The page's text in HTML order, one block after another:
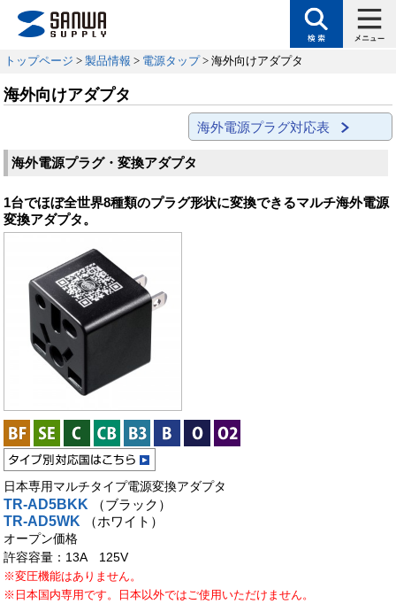
トップページ > 製品情報 > 電源タップ > 海外向けアダプタ
海外向けアダプタ
海外電源プラグ対応表
海外電源プラグ・変換アダプタ
1台でほぼ全世界8種類のプラグ形状に変換できるマルチ海外電源
変換アダプタ。
日本専用マルチタイプ電源変換アダプタ
TR-AD5BKK
（ブラック）
TR-AD5WK
（ホワイト）
オープン価格
許容容量：13A 125V
※変圧機能はありません。
※日本国内専用です。日本以外ではご使用いただけません。